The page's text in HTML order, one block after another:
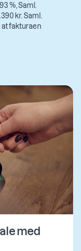
%, Saml.
kr. Saml.
fakturaen
med